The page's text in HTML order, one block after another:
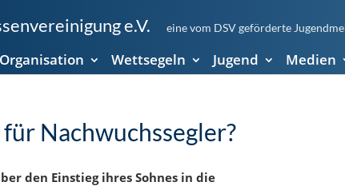
e.V. eine vom DSV geförderte
Organisation Wettsegeln Jugend Medien
Nachwuchssegler?
den Einstieg ihres Sohnes in die